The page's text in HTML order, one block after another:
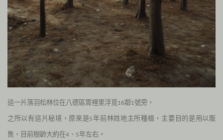
這一片落羽松林位在八德區霄裡里浮覓16鄰1號旁，
之所以有這片秘境，原來是5年前林姓地主所種植，主要目的是用以販
售，目前樹齡大約在4 、 5年左右。